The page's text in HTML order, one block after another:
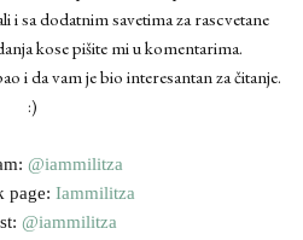
sa dodatnim savetima za rascvetane
kose pišite mi u komentarima.
i da vam je bio interesantan za čitanje.
:)
@iammilitza
page: Iammilitza
@iammilitza